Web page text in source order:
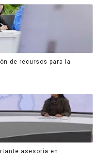
de recursos para la
asesoría en